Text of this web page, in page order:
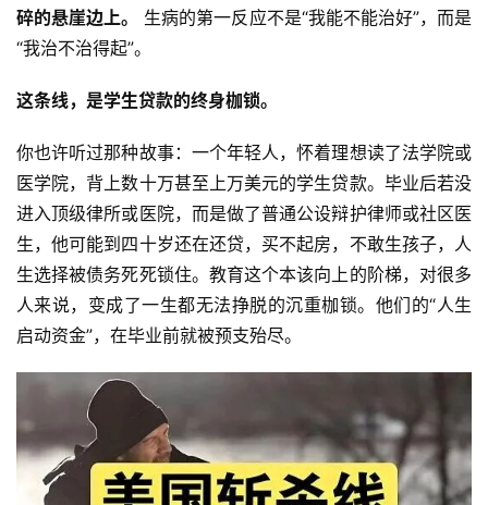
碎的悬崖边上。
生病的第一反应不是“我能不能治好”，而是
“我治不治得起”。
这条线，是学生贷款的终身枷锁。
你也许听过那种故事：一个年轻人，怀着理想读了法学院或
医学院，背上数十万甚至上万美元的学生贷款。毕业后若没
进入顶级律所或医院，而是做了普通公设辩护律师或社区医
生，他可能到四十岁还在还贷，买不起房，不敢生孩子，人
生选择被债务死死锁住。教育这个本该向上的阶梯，对很多
人来说，变成了一生都无法挣脱的沉重枷锁。他们的“人生
启动资金”，在毕业前就被预支殆尽。